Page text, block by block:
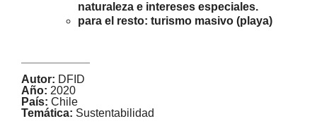
naturaleza e intereses especiales.
para el resto: turismo masivo (playa)
Autor: DFID
Año: 2020
País: Chile
Temática: Sustentabilidad